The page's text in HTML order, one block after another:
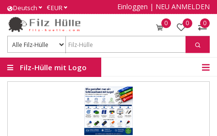
Deutsch €EUR Einloggen | NEU ANMELDEN
0 0 0
Filz-Hülle mit Logo